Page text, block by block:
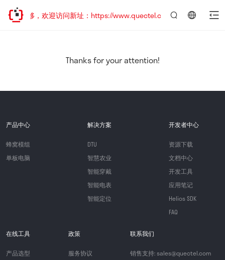
址已迁移，欢迎访问新址：https://www.quectel.com.cn
Thanks for your attention!
产品中心
蜂窝模组
单板电脑
解决方案
DTU
智慧农业
智能穿戴
智能电表
智能定位
开发者中心
资源下载
文档中心
开发工具
应用笔记
Helios SDK
FAQ
在线工具
产品选型
政策
服务协议
联系我们
销售支持: sales@quectel.com